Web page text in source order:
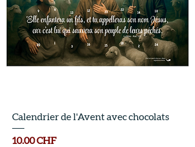
Calendrier de l'Avent avec chocolats
Prix
10.00 CHF